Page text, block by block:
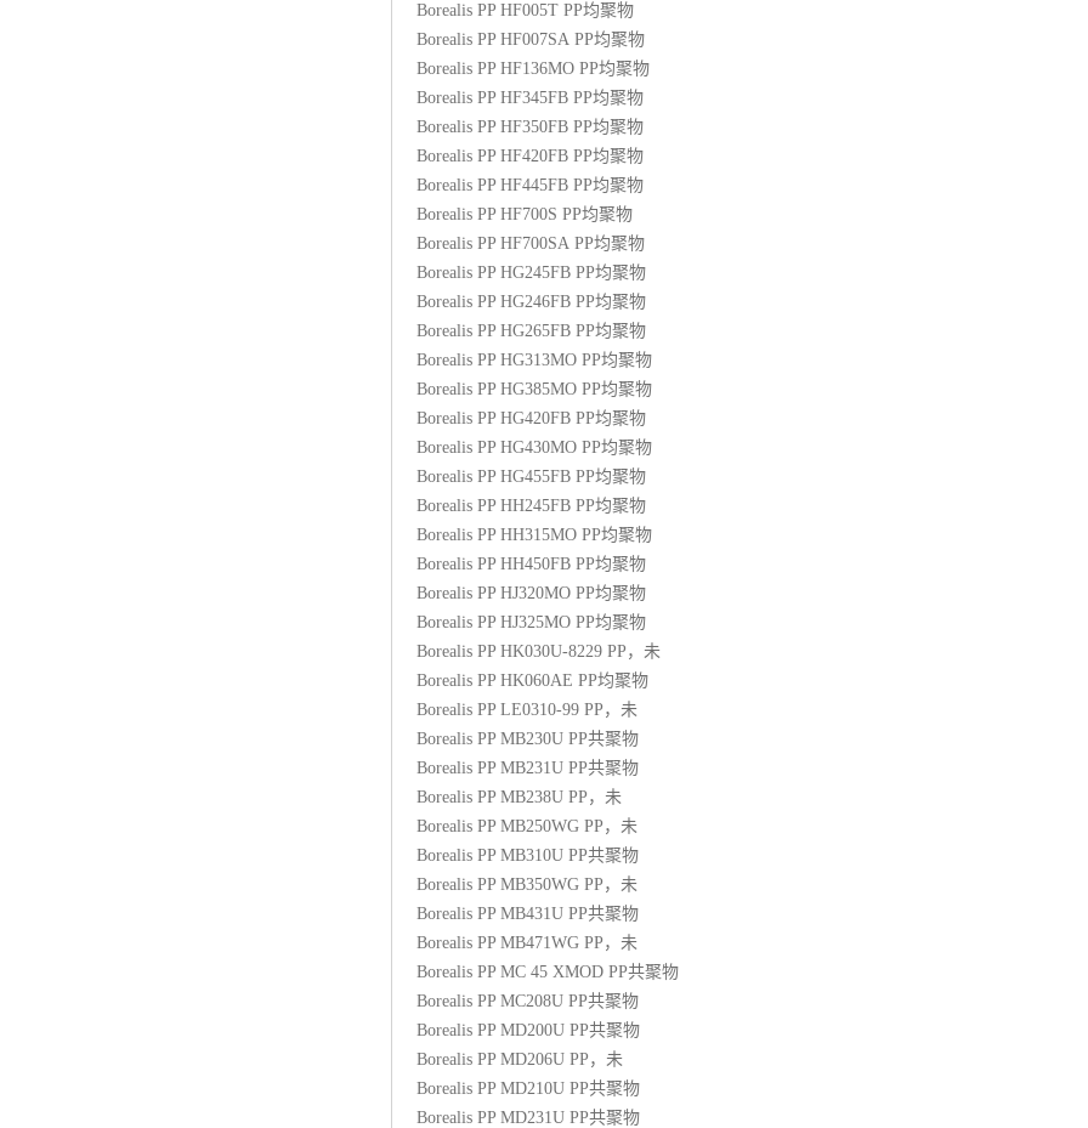
Borealis PP HF005T PP均聚物
Borealis PP HF007SA PP均聚物
Borealis PP HF136MO PP均聚物
Borealis PP HF345FB PP均聚物
Borealis PP HF350FB PP均聚物
Borealis PP HF420FB PP均聚物
Borealis PP HF445FB PP均聚物
Borealis PP HF700S PP均聚物
Borealis PP HF700SA PP均聚物
Borealis PP HG245FB PP均聚物
Borealis PP HG246FB PP均聚物
Borealis PP HG265FB PP均聚物
Borealis PP HG313MO PP均聚物
Borealis PP HG385MO PP均聚物
Borealis PP HG420FB PP均聚物
Borealis PP HG430MO PP均聚物
Borealis PP HG455FB PP均聚物
Borealis PP HH245FB PP均聚物
Borealis PP HH315MO PP均聚物
Borealis PP HH450FB PP均聚物
Borealis PP HJ320MO PP均聚物
Borealis PP HJ325MO PP均聚物
Borealis PP HK030U-8229 PP ，未
Borealis PP HK060AE PP均聚物
Borealis PP LE0310-99 PP ，未
Borealis PP MB230U PP共聚物
Borealis PP MB231U PP共聚物
Borealis PP MB238U PP ，未
Borealis PP MB250WG PP ，未
Borealis PP MB310U PP共聚物
Borealis PP MB350WG PP ，未
Borealis PP MB431U PP共聚物
Borealis PP MB471WG PP ，未
Borealis PP MC 45 XMOD PP共聚物
Borealis PP MC208U PP共聚物
Borealis PP MD200U PP共聚物
Borealis PP MD206U PP ，未
Borealis PP MD210U PP共聚物
Borealis PP MD231U PP共聚物